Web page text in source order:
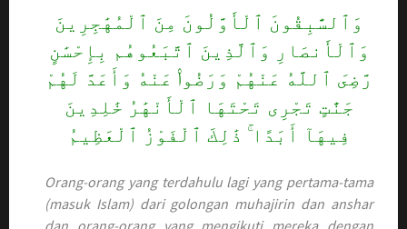
وَٱلسَّٰبِقُونَ ٱلْأَوَّلُونَ مِنَ ٱلْمُهَٰجِرِينَ
وَٱلْأَنصَارِ وَٱلَّذِينَ ٱتَّبَعُوهُم بِإِحْسَٰنٍ
رَّضِىَ ٱللَّهُ عَنْهُمْ وَرَضُوا۟ عَنْهُ وَأَعَدَّ لَهُمْ
جَنَّٰتٍ تَجْرِى تَحْتَهَا ٱلْأَنْهَٰرُ خَٰلِدِينَ
فِيهَآ أَبَدًا ۚ ذَٰلِكَ ٱلْفَوْزُ ٱلْعَظِيمُ
Orang-orang yang terdahulu lagi yang pertama-tama
(masuk Islam) dari golongan muhajirin dan anshar